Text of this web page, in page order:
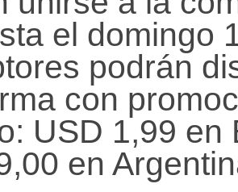
el domingo
podrán
con
USD 1,99 en
en